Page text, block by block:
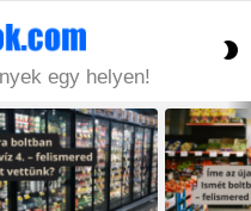
egy helyen!